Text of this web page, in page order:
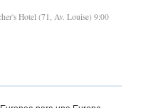
Hotel (71, Av. Louise) 9:00